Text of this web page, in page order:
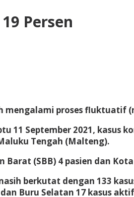
Persen
mengalami proses fluktuatif
11 September 2021, kasus
Tengah (Malteng).
(SBB) 4 pasien dan
berkutat dengan 133
Buru Selatan 17 kasus